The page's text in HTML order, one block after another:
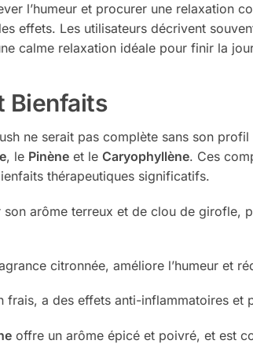
l’humeur et procurer une relaxation
effets. Les utilisateurs décrivent
calme relaxation idéale pour finir la
Bienfaits
ne serait pas complète sans son
, le Pinèneet le Caryophyllène. Ces
thérapeutiques significatifs.
arôme terreux et de clou de girofle,
citronnée, améliore l’humeur et
frais, a des effets anti-inflammatoires et
offre un arôme épicé et poivré, et est